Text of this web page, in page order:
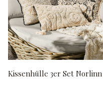
Kissenhülle 3er Set Norlinn